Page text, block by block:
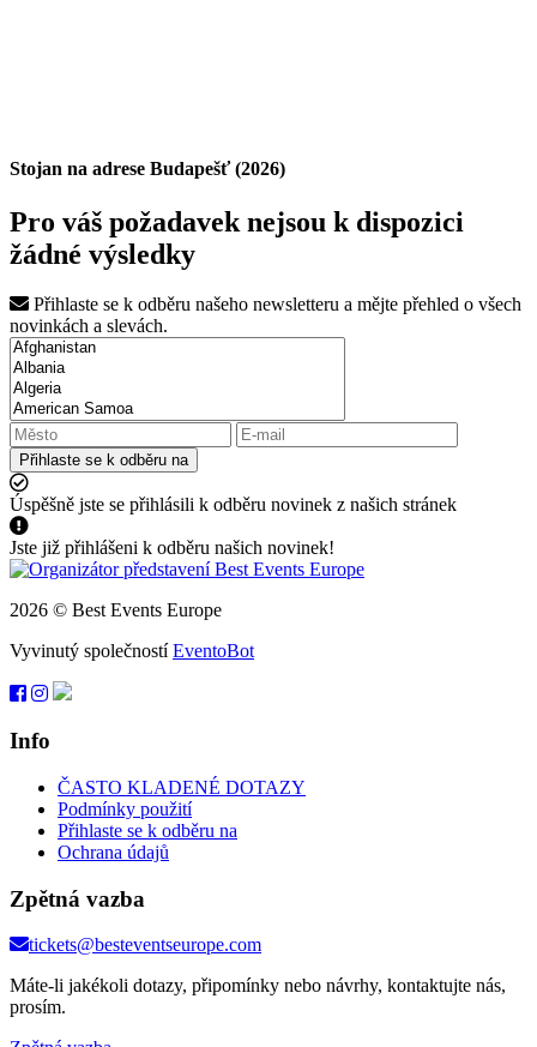
Stojan na adrese Budapešť (2026)
Pro váš požadavek nejsou k dispozici
žádné výsledky
Přihlaste se k odběru našeho newsletteru a mějte přehled o všech
novinkách a slevách.
Přihlaste se k odběru na
Úspěšně jste se přihlásili k odběru novinek z našich stránek
Jste již přihlášeni k odběru našich novinek!
2026 © Best Events Europe
Vyvinutý společnostíEventoBot
Info
ČASTO KLADENÉ DOTAZY
Podmínky použití
Přihlaste se k odběru na
Ochrana údajů
Zpětná vazba
tickets@besteventseurope.com
Máte-li jakékoli dotazy, připomínky nebo návrhy, kontaktujte nás,
prosím.